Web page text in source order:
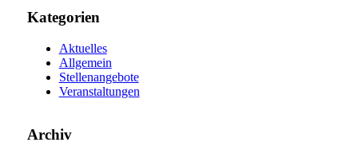
Kategorien
Aktuelles
Allgemein
Stellenangebote
Veranstaltungen
Archiv